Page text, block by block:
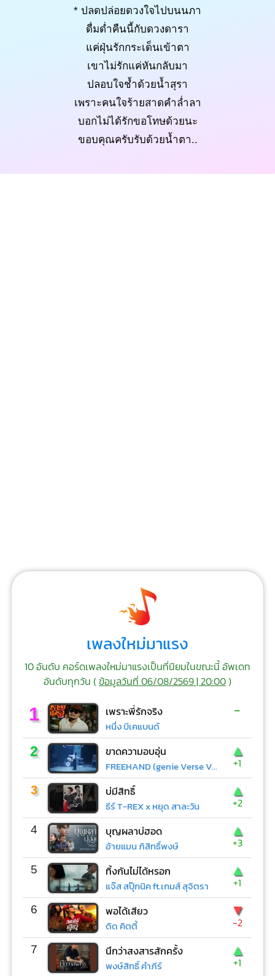
* ปลดปล่อยดวงใจไปบนนภา
ดื่มด่ำคืนนี้กับดวงดารา
แค่ฝุ่นรักกระเด็นเข้าตา
เขาไม่รักแค่หันกลับมา
ปลอบใจช้ำด้วยน้ำสุรา
เพราะคนใจร้ายสาดคำล่ำลา
บอกไม่ได้รักขอโทษด้วยนะ
ขอบคุณครับรับด้วยน้ำตา..
เพลงใหม่มาแรง
10 อันดับ คอร์ดเพลงใหม่มาแรงเป็นที่นิยมในขณะนี้ อัพเดท
อันดับทุกวัน (ข้อมูลวันที่ 06/08/2569 | 20:00)
1 เพราะพี่รักจริง
หนึ่ง บีเคแบนด์
-
2 ขาดความอบอุ่น
FREEHAND (genie Verse Vol.1)
▲
+1
3 บ่มีสิทธิ์
ธีร์ T-REX x หยุด สาละวัน
▲
+2
4 บุญผลาบ่ฮอด
อ้ายแมน ภิสิทธิ์พงษ์
▲
+3
5 ทิ้งกันไม่ได้หรอก
แจ๊ส สปุ๊กนิค ft.เกมส์ สุจิตรา
▲
+1
6 พอได้เสียว
ดิด คิตตี้
▼
-2
7 นึกว่าสงสารสักครั้ง
พงษ์สิทธิ์ คำภีร์
▲
+1